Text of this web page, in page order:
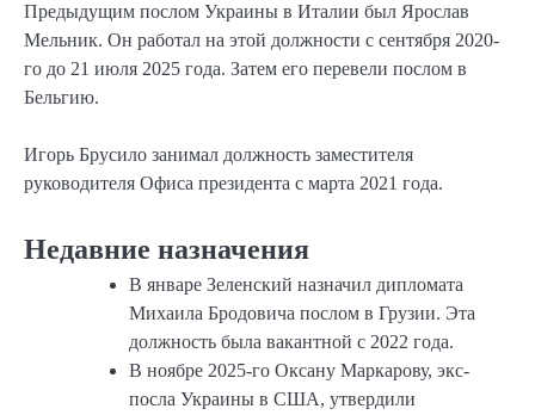
Предыдущим послом Украины в Италии был Ярослав
Мельник. Он работал на этой должности с сентября 2020-
го до 21 июля 2025 года. Затем его перевели послом в
Бельгию.
Игорь Брусило занимал должность заместителя
руководителя Офиса президента с марта 2021 года.
Недавние назначения
В январе Зеленский назначил дипломата
Михаила Бродовича послом в Грузии. Эта
должность была вакантной с 2022 года.
В ноябре 2025-го Оксану Маркарову, экс-
посла Украины в США, утвердили